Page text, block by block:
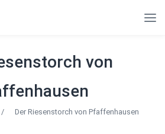
von
/ Der Riesenstorch von Pfaffenhausen